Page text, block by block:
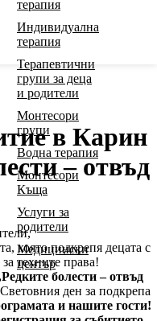
терапия
Индивидуална
терапия
Терапевтични
групи за деца
и родители
Монтесори
групи
Водна терапия
Монтесори
Къща
Услуги за
родители
Медицински
център
в Карин
– отвъд
която подкрепя децата с
техните права!
болести – отвъд
ден за подкрепа
и нашите гости!